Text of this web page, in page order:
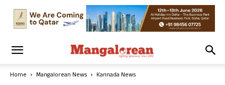
Home Mangalorean News Kannada News